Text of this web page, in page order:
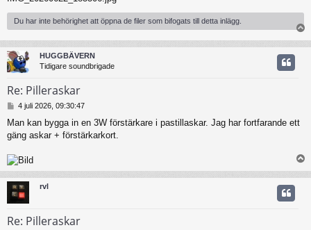
Du har inte behörighet att öppna de filer som bifogats till detta inlägg.
p
p
HUGGBÄVERN
Tidigare soundbrigade
Re: Pilleraskar
l
ä
g
4 juli 2026, 09:30:47
Man kan bygga in en 3W förstärkare i pastillaskar. Jag har fortfarande ett
gäng askar + förstärkarkort.
p
p
rvl
Re: Pilleraskar